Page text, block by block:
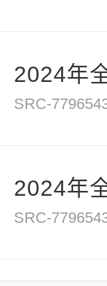
2024年
SRC-
2024年
SRC-